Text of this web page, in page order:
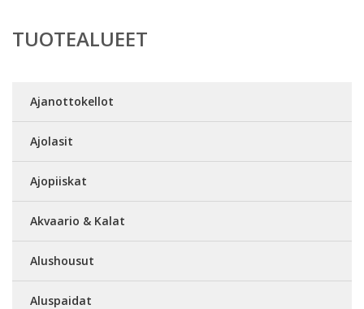
TUOTEALUEET
Ajanottokellot
Ajolasit
Ajopiiskat
Akvaario & Kalat
Alushousut
Aluspaidat